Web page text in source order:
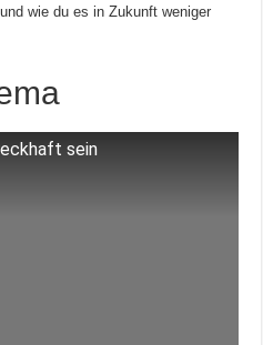
wie du es in Zukunft weniger
sein